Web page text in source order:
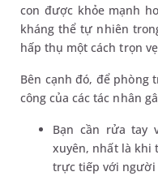
con được khỏe mạnh
kháng thể tự nhiên
hấp thụ một cách trọn
Bên cạnh đó, để phòng
công của các tác nhân
Bạn cần rửa tay
xuyên, nhất là khi
trực tiếp với người